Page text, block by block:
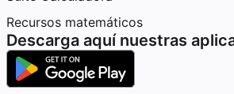
Recursos matemáticos
Descarga aquí nuestras